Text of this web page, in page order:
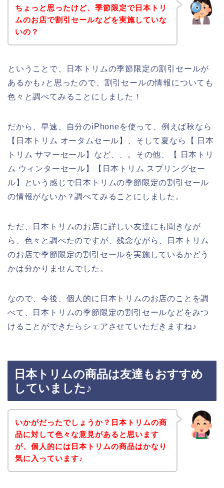
ちょっと思ったけど、季節限定で日本トリ
ムのお店で割引セールなどを実施していな
いの？
ということで、日本トリムの季節限定の割引セールが
あるかも♪と思ったので、割引セールの情報についても
色々と調べてみることにしました！
だから、早速、自分のiPhoneを使って、例えば秋なら
【日本トリム オータムセール】、そして夏なら【 日本
トリム サマーセール】など、、。その他、【 日本トリ
ム ウィンターセール】【日本トリム スプリングセー
ル】という感じで日本トリムの季節限定の割引セール
の情報がないか？調べてみることにしました。
ただ、日本トリムのお店に詳しい友達にも聞きなが
ら、色々と調べたのですが、残念ながら、日本トリム
のお店で季節限定の割引セールを実施しているかどう
かは分かりませんでした。
なので、今後、個人的に日本トリムのお店のことを調
べて、日本トリムの季節限定の割引セールなどをみつ
けることができたらシェアさせていただきますね♪
日本トリムの商品は友達もおすすめ
していました♪
いかがだったでしょうか？日本トリムの商
品に対して色々な意見があると思います
が、個人的には日本トリムの商品はかなり
気に入っています♪